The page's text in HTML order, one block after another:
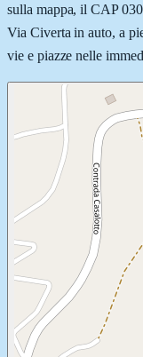
sulla mappa, il CAP
Via Civerta in auto, a
vie e piazze nelle